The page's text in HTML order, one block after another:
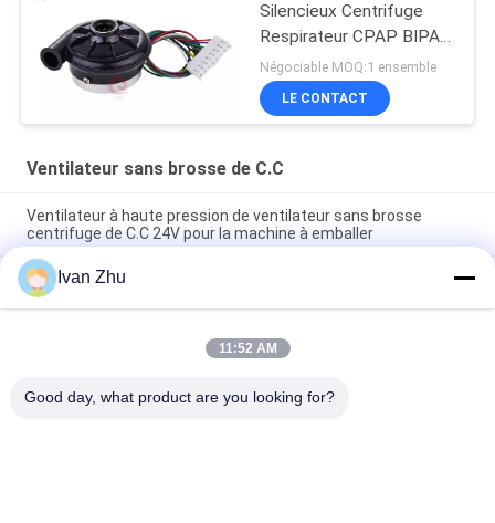
Silencieux Centrifuge
Respirateur CPAP BIPAP
Souffleur 12V 24VDC
Négociable MOQ:1 ensemble
LE CONTACT
Ventilateur sans brosse de C.C
Ventilateur à haute pression de ventilateur sans brosse
centrifuge de C.C 24V pour la machine à emballer
Ventilateur de circulation d'air de serre chaude de fans de
moteur de 24VDC 10.5Kpa 33M3/H BLDC
Ventilateur centrifuge de mini de la climatisation 24V de Cfm
de C.C de ventilateur de voiture pompe en aluminium sans
Ivan Zhu
11:52 AM
Good day, what product are you looking for?